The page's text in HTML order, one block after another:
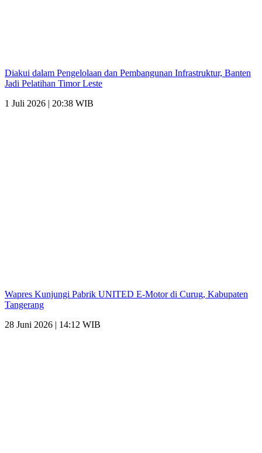
Diakui dalam Pengelolaan dan Pembangunan Infrastruktur, Banten
Jadi Pelatihan Timor Leste
1 Juli 2026 | 20:38 WIB
Wapres Kunjungi Pabrik UNITED E-Motor di Curug, Kabupaten
Tangerang
28 Juni 2026 | 14:12 WIB